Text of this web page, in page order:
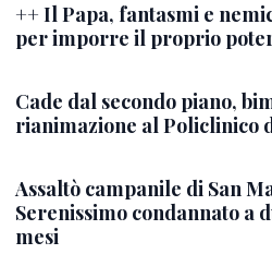
++ Il Papa, fantasmi e
per imporre il proprio
Cade dal secondo piano,
rianimazione al Policlinico
Assaltò campanile di San
Serenissimo condannato a
mesi